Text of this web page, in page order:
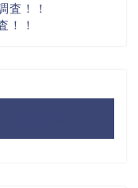
査！！
！！